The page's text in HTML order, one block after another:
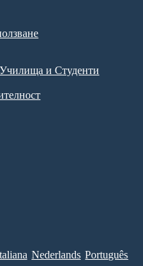
и Студенти
Nederlands Português